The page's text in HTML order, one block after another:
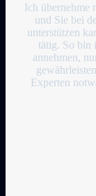
Ich übernehme
und Sie bei
unterstützen
tätig. So bin
annehmen,
Experten